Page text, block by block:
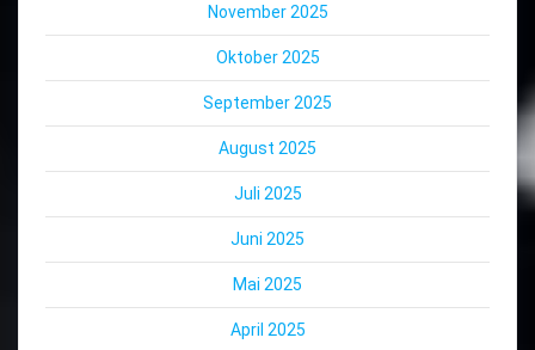
November 2025
Oktober 2025
September 2025
August 2025
Juli 2025
Juni 2025
Mai 2025
April 2025